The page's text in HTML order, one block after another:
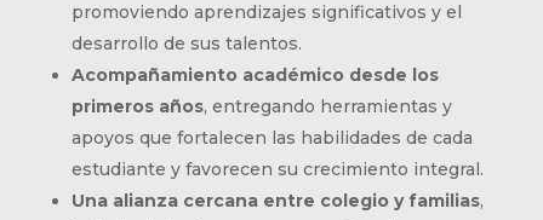
promoviendo aprendizajes significativos y el
desarrollo de sus talentos.
Acompañamiento académico desde los
primeros años, entregando herramientas y
apoyos que fortalecen las habilidades de cada
estudiante y favorecen su crecimiento integral.
Una alianza cercana entre colegio y familias,